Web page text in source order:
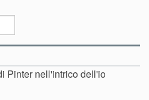
Pinter nell'intrico dell'io